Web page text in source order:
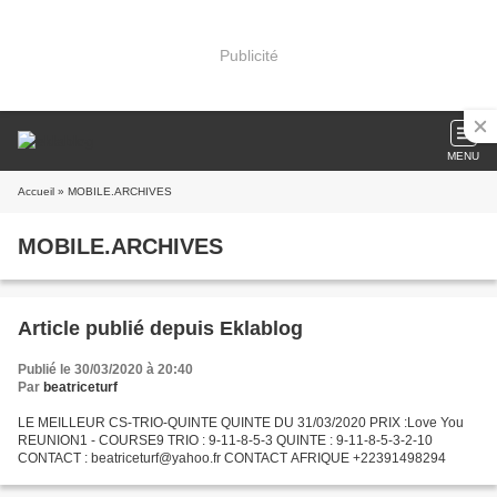
Publicité
MENU
Accueil » MOBILE.ARCHIVES
MOBILE.ARCHIVES
Article publié depuis Eklablog
Publié le 30/03/2020 à 20:40
Par beatriceturf
LE MEILLEUR CS-TRIO-QUINTE QUINTE DU 31/03/2020 PRIX :Love You
REUNION1 - COURSE9 TRIO : 9-11-8-5-3 QUINTE : 9-11-8-5-3-2-10
CONTACT : beatriceturf@yahoo.fr CONTACT AFRIQUE +22391498294